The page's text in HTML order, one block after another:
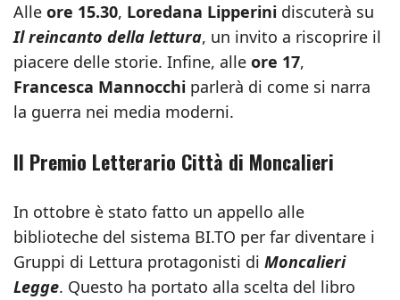
Alle ore 15.30, Loredana Lipperini discuterà su
Il reincanto della lettura, un invito a riscoprire il
piacere delle storie. Infine, alle ore 17,
Francesca Mannocchi parlerà di come si narra
la guerra nei media moderni.
Il Premio Letterario Città di Moncalieri
In ottobre è stato fatto un appello alle
biblioteche del sistema BI.TO per far diventare i
Gruppi di Lettura protagonisti di Moncalieri
Legge. Questo ha portato alla scelta del libro